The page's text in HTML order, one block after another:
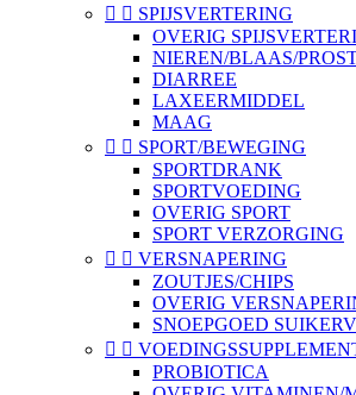
  SPIJSVERTERING
OVERIG
NIEREN/BLAAS/
DIARREE
LAXEERMIDDEL
MAAG
  SPORT/BEWEGING
SPORTDRANK
SPORTVOEDING
OVERIG SPORT
SPORT VERZORGING
  VERSNAPERING
ZOUTJES/CHIPS
OVERIG
SNOEPGOED
 
PROBIOTICA